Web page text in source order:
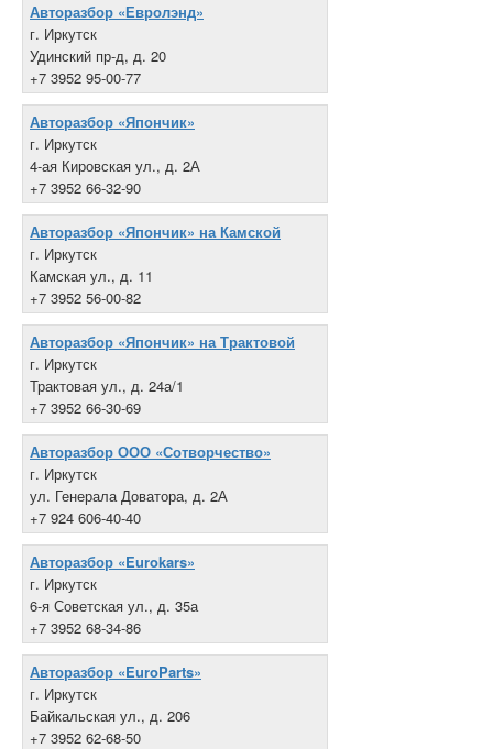
Авторазбор «Евролэнд»
г. Иркутск
Удинский пр-д, д. 20
+7 3952 95-00-77
Авторазбор «Япончик»
г. Иркутск
4-ая Кировская ул., д. 2А
+7 3952 66-32-90
Авторазбор «Япончик» на Камской
г. Иркутск
Камская ул., д. 11
+7 3952 56-00-82
Авторазбор «Япончик» на Трактовой
г. Иркутск
Трактовая ул., д. 24а/1
+7 3952 66-30-69
Авторазбор ООО «Сотворчество»
г. Иркутск
ул. Генерала Доватора, д. 2А
+7 924 606-40-40
Авторазбор «Eurokars»
г. Иркутск
6-я Советская ул., д. 35а
+7 3952 68-34-86
Авторазбор «EuroParts»
г. Иркутск
Байкальская ул., д. 206
+7 3952 62-68-50